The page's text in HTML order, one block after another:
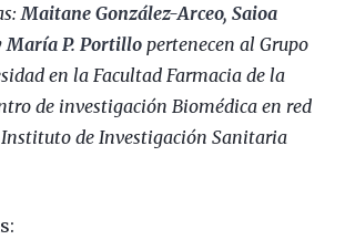
Maitane González-Arceo, Saioa
María P. Portillo pertenecen al Grupo
en la Facultad Farmacia de la
de investigación Biomédica en red
de Investigación Sanitaria